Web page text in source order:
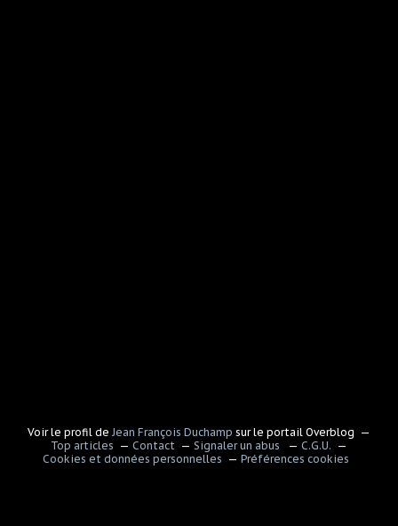
Voir le profil de Jean François Duchamp sur le portail Overblog
Top articles
Contact Signaler un abus
C.G.U.
Cookies et données personnelles
Préférences cookies